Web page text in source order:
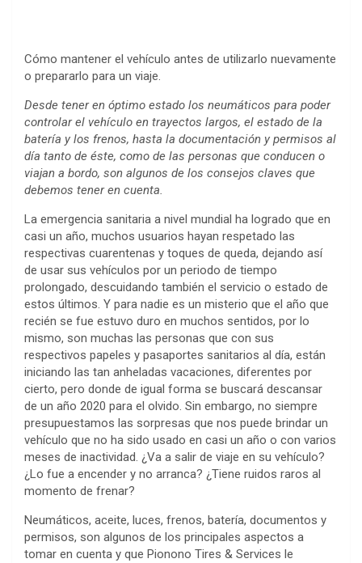
Cómo mantener el vehículo antes de utilizarlo nuevamente
o prepararlo para un viaje.
Desde tener en óptimo estado los neumáticos para poder
controlar el vehículo en trayectos largos, el estado de la
batería y los frenos, hasta la documentación y permisos al
día tanto de éste, como de las personas que conducen o
viajan a bordo, son algunos de los consejos claves que
debemos tener en cuenta.
La emergencia sanitaria a nivel mundial ha logrado que en
casi un año, muchos usuarios hayan respetado las
respectivas cuarentenas y toques de queda, dejando así
de usar sus vehículos por un periodo de tiempo
prolongado, descuidando también el servicio o estado de
estos últimos. Y para nadie es un misterio que el año que
recién se fue estuvo duro en muchos sentidos, por lo
mismo, son muchas las personas que con sus
respectivos papeles y pasaportes sanitarios al día, están
iniciando las tan anheladas vacaciones, diferentes por
cierto, pero donde de igual forma se buscará descansar
de un año 2020 para el olvido. Sin embargo, no siempre
presupuestamos las sorpresas que nos puede brindar un
vehículo que no ha sido usado en casi un año o con varios
meses de inactividad. ¿Va a salir de viaje en su vehículo?
¿Lo fue a encender y no arranca? ¿Tiene ruidos raros al
momento de frenar?
Neumáticos, aceite, luces, frenos, batería, documentos y
permisos, son algunos de los principales aspectos a
tomar en cuenta y que Pionono Tires & Services le